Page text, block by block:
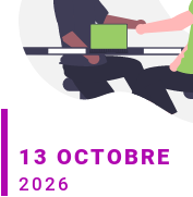
13 OCTOBRE
2026